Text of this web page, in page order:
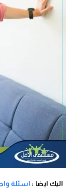
اليك ايضا : اسئلة